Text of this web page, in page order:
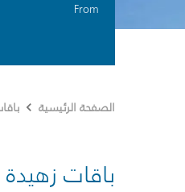
From
الصفحة الرئيسية
باقات